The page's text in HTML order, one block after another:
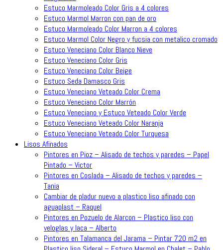
Estuco Marmoleado Color Gris a 4 colores
Estuco Marmol Marron con pan de oro
Estuco Marmoleado Color Marron a 4 colores
Estuco Marmol Color Negro y fucsia con metalico cromado
Estuco Veneciano Color Blanco Nieve
Estuco Veneciano Color Gris
Estuco Veneciano Color Beige
Estuco Seda Damasco Gris
Estuco Veneciano Veteado Color Crema
Estuco Veneciano Color Marrón
Estuco Veneciano y Estuco Veteado Color Verde
Estuco Veneciano Veteado Color Naranja
Estuco Veneciano Veteado Color Turquesa
Lisos Afinados
Pintores en Pioz – Alisado de techos y paredes – Papel
Pintado – Victor
Pintores en Coslada – Alisado de techos y paredes –
Tania
Cambiar de pladur nuevo a plastico liso afinado con
aguaplast – Raquel
Pintores en Pozuelo de Alarcon – Plastico liso con
veloglas y laca – Alberto
Pintores en Talamanca del Jarama – Pintar 720 m2 en